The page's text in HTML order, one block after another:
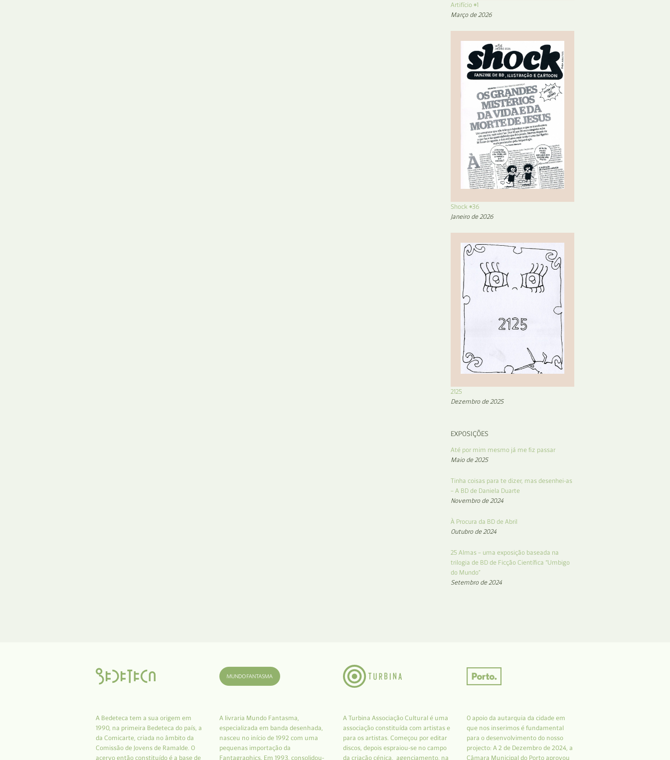
Artifício #1
Março de 2026
Shock #36
Janeiro de 2026
2125
Dezembro de 2025
EXPOSIÇÕES
Até por mim mesmo já me fiz passar
Maio de 2025
Tinha coisas para te dizer, mas desenhei-as
– A BD de Daniela Duarte
Novembro de 2024
À Procura da BD de Abril
Outubro de 2024
25 Almas – uma exposição baseada na
trilogia de BD de Ficção Científica “Umbigo
do Mundo”
Setembro de 2024
A Bedeteca tem a sua origem em
1990, na primeira Bedeteca do país, a
da Comicarte, criada no âmbito da
Comissão de Jovens de Ramalde. O
acervo então constituído é a base de
A livraria Mundo Fantasma,
especializada em banda desenhada,
nasceu no início de 1992 com uma
pequenas importação da
Fantagraphics. Em 1993, consolidou-
A Turbina Associação Cultural é uma
associação constituída com artistas e
para os artistas. Começou por editar
discos, depois espraiou-se no campo
da criação cénica, agenciamento, na
O apoio da autarquia da cidade em
que nos inserimos é fundamental
para o desenvolvimento do nosso
projecto: A 2 de Dezembro de 2024, a
Câmara Municipal do Porto aprovou